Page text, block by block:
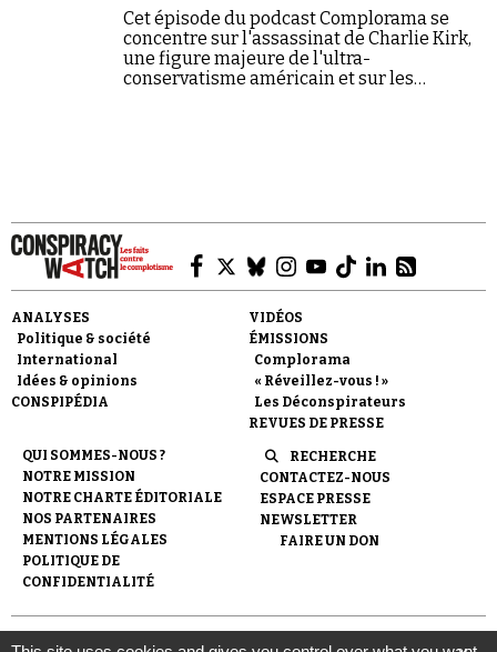
Cet épisode du podcast Complorama se
concentre sur l'assassinat de Charlie Kirk,
une figure majeure de l'ultra-
conservatisme américain et sur les
ANALYSES
Politique & société
International
Idées & opinions
CONSPIPÉDIA
VIDÉOS
ÉMISSIONS
Complorama
« Réveillez-vous ! »
Les Déconspirateurs
REVUES DE PRESSE
QUI SOMMES-NOUS ?
NOTRE MISSION
NOTRE CHARTE ÉDITORIALE
NOS PARTENAIRES
MENTIONS LÉGALES
POLITIQUE DE
CONFIDENTIALITÉ
RECHERCHE
CONTACTEZ-NOUS
ESPACE PRESSE
NEWSLETTER
FAIRE UN DON
© 2007- 2026 Conspiracy Watch | Une réalisation de